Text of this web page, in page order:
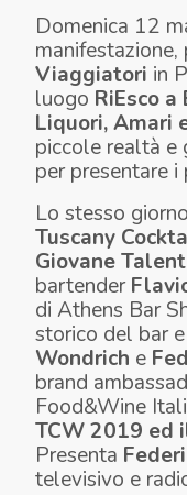
Domenica 12
manifestazione,
Viaggiatori in
luogo RiEsco
Liquori, Amari
piccole realtà e
per presentare
Lo stesso
Tuscany
Giovane
bartender
di Athens Bar
storico del bar
Wondrich e
brand
Food&Wine
TCW 2019 ed
Presenta
televisivo e